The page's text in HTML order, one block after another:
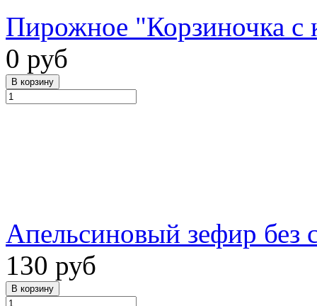
Пирожное "Корзиночка с
0 руб
Апельсиновый зефир без
130 руб